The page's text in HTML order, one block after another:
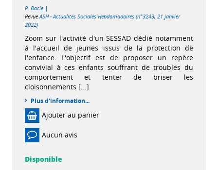
P. Bacle |
RevueASH - Actualités Sociales Hebdomadaires (n°3243, 21 janvier
2022)
Zoom sur l'activité d'un SESSAD dédié notamment
à l'accueil de jeunes issus de la protection de
l'enfance. L'objectif est de proposer un repère
convivial à ces enfants souffrant de troubles du
comportement et tenter de briser les
cloisonnements [...]
Plus d'information...
Ajouter au panier
Aucun avis
Disponible